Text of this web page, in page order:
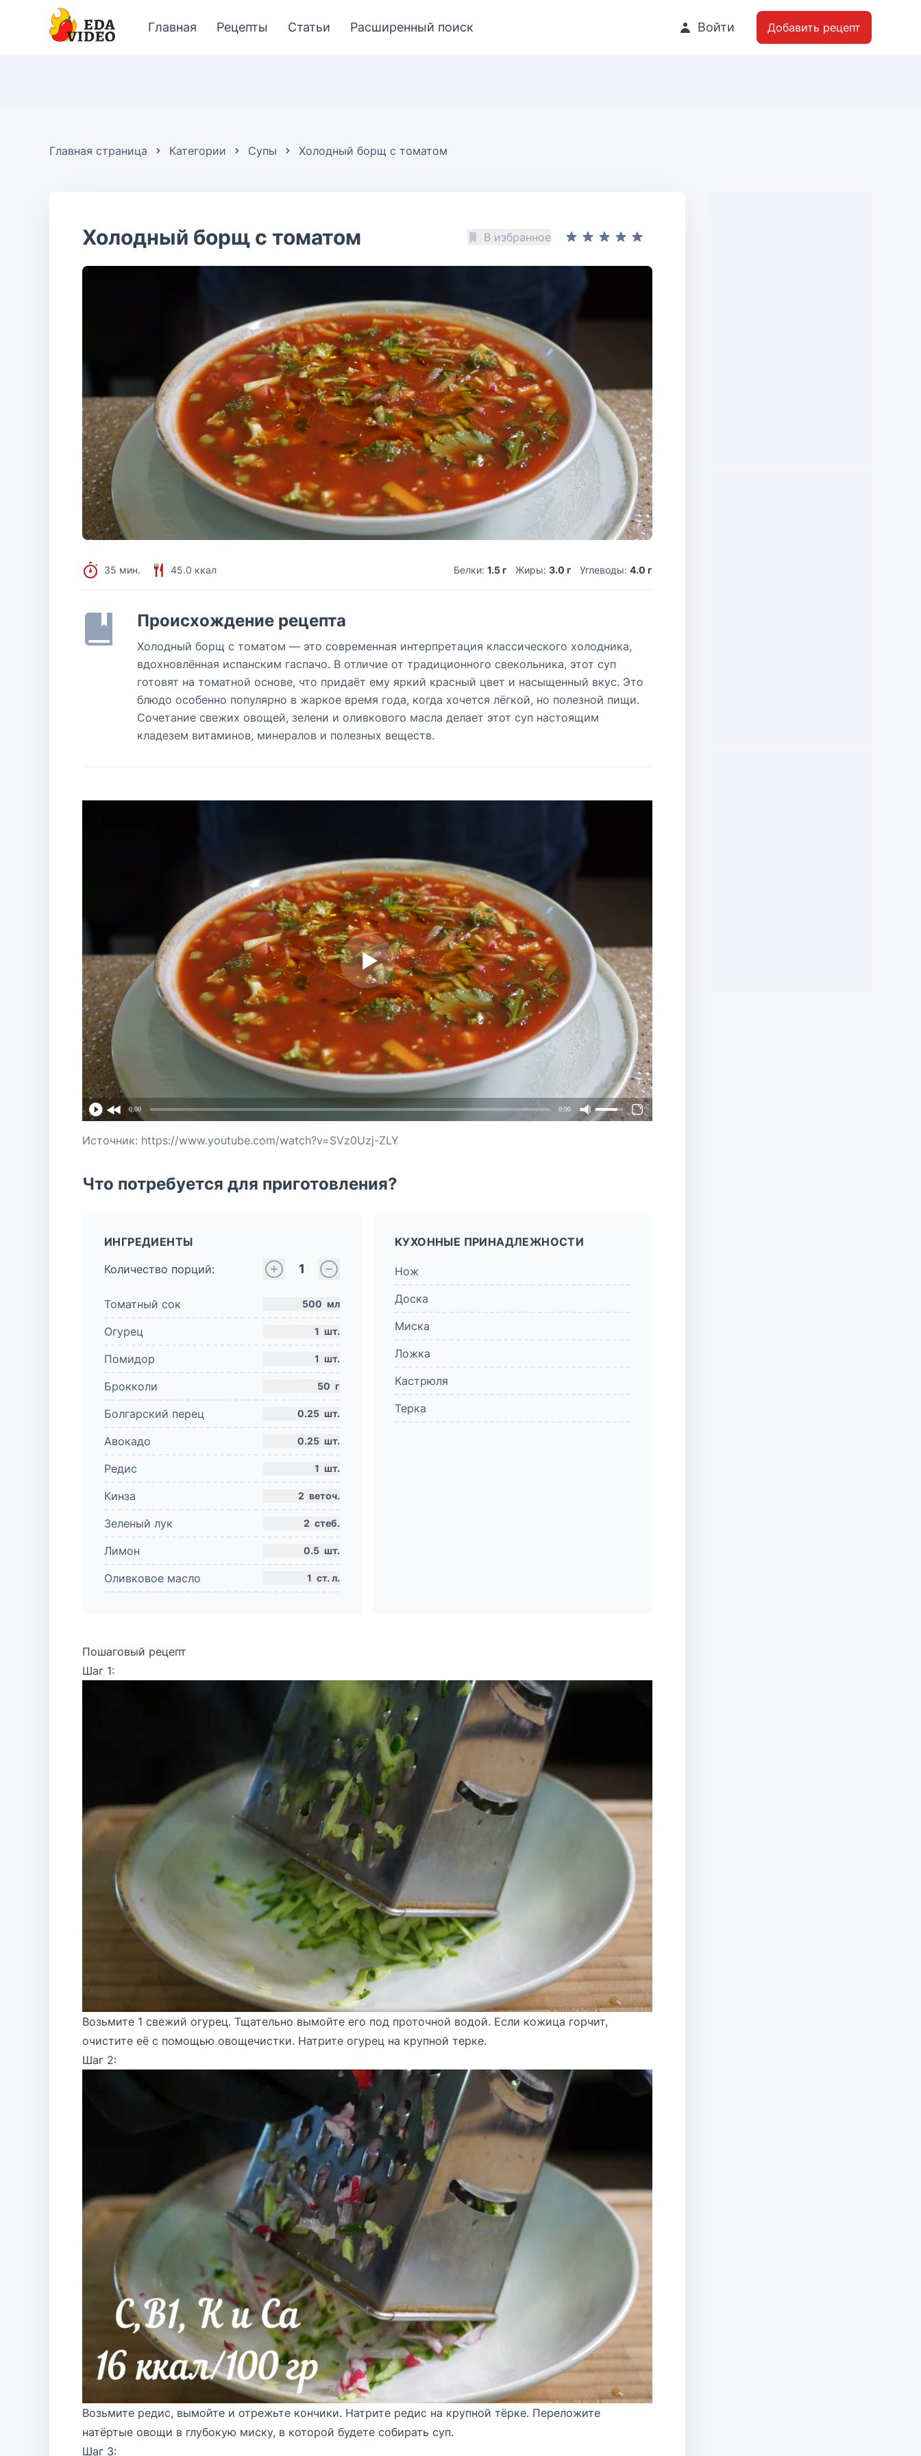
Главная Рецепты Статьи Расширенный поиск Войти Добавить рецепт
Главная страница Категории Супы Холодный борщ с томатом
Холодный борщ с томатом В избранное
35 мин. 45.0 ккал Белки: 1.5 г Жиры: 3.0 г Углеводы: 4.0 г
Происхождение рецепта
Холодный борщ с томатом — это современная интерпретация классического холодника,
вдохновлённая испанским гаспачо. В отличие от традиционного свекольника, этот суп
готовят на томатной основе, что придаёт ему яркий красный цвет и насыщенный вкус. Это
блюдо особенно популярно в жаркое время года, когда хочется лёгкой, но полезной пищи.
Сочетание свежих овощей, зелени и оливкового масла делает этот суп настоящим
кладезем витаминов, минералов и полезных веществ.
0:00 0:00
Источник: https://www.youtube.com/watch?v=SVz0Uzj-ZLY
Что потребуется для приготовления?
ИНГРЕДИЕНТЫ
Количество порций:
1
Томатный сок 500 мл
Огурец 1 шт.
Помидор 1 шт.
Брокколи 50 г
Болгарский перец 0.25 шт.
Авокадо 0.25 шт.
Редис 1 шт.
Кинза 2 веточ.
Зеленый лук 2 стеб.
Лимон 0.5 шт.
Оливковое масло 1 ст. л.
КУХОННЫЕ ПРИНАДЛЕЖНОСТИ
Нож
Доска
Миска
Ложка
Кастрюля
Терка
Пошаговый рецепт
Шаг 1:
Возьмите 1 свежий огурец. Тщательно вымойте его под проточной водой. Если кожица горчит,
очистите её с помощью овощечистки. Натрите огурец на крупной терке.
Шаг 2:
Возьмите редис, вымойте и отрежьте кончики. Натрите редис на крупной тёрке. Переложите
натёртые овощи в глубокую миску, в которой будете собирать суп.
Шаг 3: